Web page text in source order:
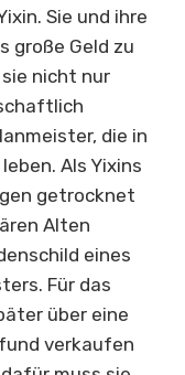
Sie und ihre
große Geld zu
nicht nur
die in
Als Yixins
getrocknet
Alten
eines
Für das
über eine
verkaufen